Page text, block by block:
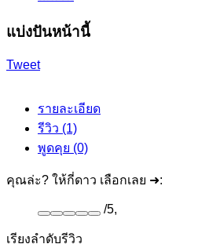
แบ่งปันหน้านี้
Tweet
รายละเอียด
รีวิว (1)
พูดคุย (0)
คุณล่ะ? ให้กี่ดาว เลือกเลย ➜:
/5,
เรียงลำดับรีวิว